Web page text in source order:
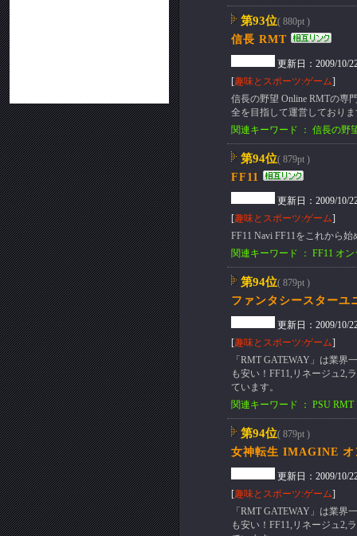
第93位( 880pt )
信長 RMT
更新日：2009/10/
[趣味とスポーツ:ゲーム]
信長の野望 Online RMTの専
全を目指して運営しており
関連キーワード ： 信長の野
第94位( 879pt )
FF11
更新日：2009/10/
[趣味とスポーツ:ゲーム]
FF11 Navi FF11をこれから
関連キーワード ： FF11 オ
第94位( 879pt )
ファンタシースターユ
更新日：2009/10/
[趣味とスポーツ:ゲーム]
「RMT GATEWAY」は業
も安い！FF11,リネージュ2,
ています。
関連キーワード ： PSU
第94位( 879pt )
女神転生 IMAGINE
更新日：2009/10/
[趣味とスポーツ:ゲーム]
「RMT GATEWAY」は業
も安い！FF11,リネージュ2,